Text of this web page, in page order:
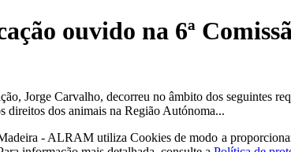
ouvido na 6ª
Jorge Carvalho, decorreu no âmbito dos seguintes
direitos dos animais na Região Autónoma...
- ALRAM utiliza Cookies de modo a